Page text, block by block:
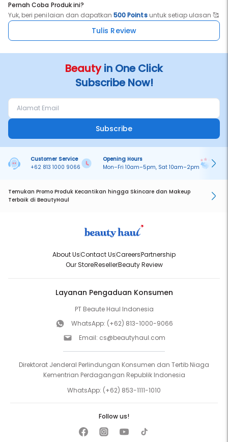
Pernah Coba Produk ini?
Yuk, beri penilaian dan dapatkan500 Pointsuntuk setiap ulasan 🥰
Tulis Review
Beautyin One Click
Subscribe Now!
Subscribe
Customer Service
+62 813 1000 9066
Opening Hours
Mon–Fri 10am–5pm, Sat 10am–2pm
Temukan Promo Produk Kecantikan hingga Skincare dan Makeup
Terbaik di BeautyHaul
About UsContact UsCareersPartnership
Our StoreResellerBeauty Review
Layanan Pengaduan Konsumen
PT Beaute Haul Indonesia
WhatsApp: (+62) 813-1000-9066
Email: cs@beautyhaul.com
Direktorat Jenderal Perlindungan Konsumen dan Tertib Niaga
Kementrian Perdagangan Republik Indonesia
WhatsApp: (+62) 853-1111-1010
Follow us!